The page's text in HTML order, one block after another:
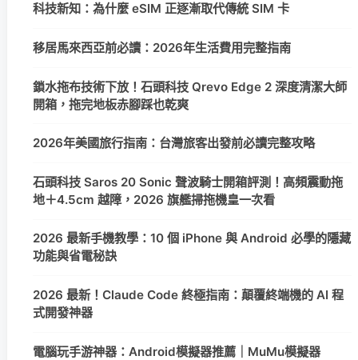
科技新知：為什麼 eSIM 正逐漸取代傳統 SIM 卡
移居馬來西亞前必讀：2026年生活費用完整指南
鎖水拖布技術下放！石頭科技 Qrevo Edge 2 深度清潔大師
開箱，拖完地板赤腳踩也乾爽
2026年美國旅行指南：台灣旅客出發前必讀完整攻略
石頭科技 Saros 20 Sonic 聲波騎士開箱評測！高頻震動拖
地＋4.5cm 越障，2026 旗艦掃拖機皇一次看
2026 最新手機教學：10 個 iPhone 與 Android 必學的隱藏
功能與省電秘訣
2026 最新！Claude Code 終極指南：顛覆終端機的 AI 程
式開發神器
電腦玩手游神器：Android模擬器推薦｜MuMu模擬器